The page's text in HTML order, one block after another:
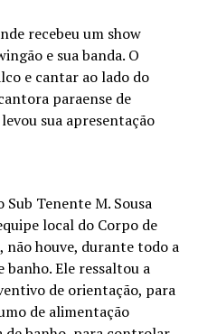
recebeu um show
e sua banda. O
e cantar ao lado do
paraense de
sua apresentação
Sub Tenente M. Sousa
local do Corpo de
houve, durante todo a
Ele ressaltou a
de orientação, para
de alimentação